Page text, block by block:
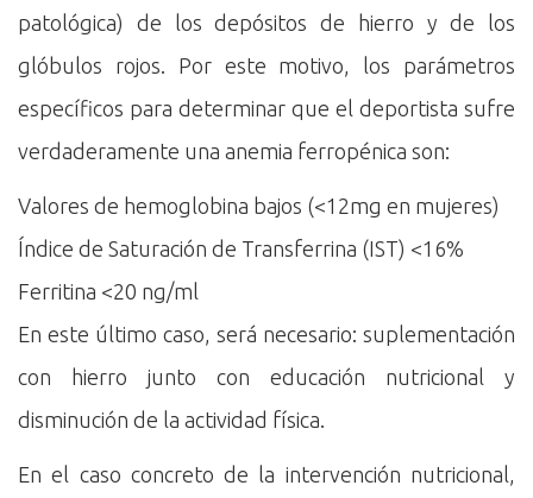
patológica) de los depósitos de hierro y de los
glóbulos rojos. Por este motivo, los parámetros
específicos para determinar que el deportista sufre
verdaderamente una anemia ferropénica son:
Valores de hemoglobina bajos (<12mg en mujeres)
Índice de Saturación de Transferrina (IST) <16%
Ferritina <20 ng/ml
En este último caso, será necesario: suplementación
con hierro junto con educación nutricional y
disminución de la actividad física.
En el caso concreto de la intervención nutricional,